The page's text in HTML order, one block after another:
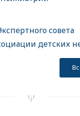
совета
детских